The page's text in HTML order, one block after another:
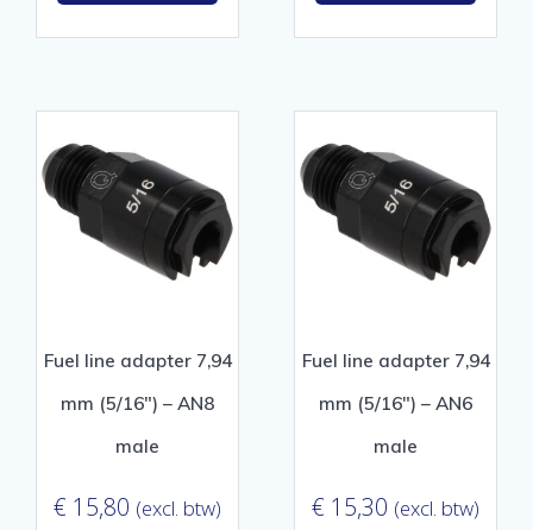
Fuel line adapter 7,94
mm (5/16″) – AN8
male
€ 15,80 (excl. btw)
Fuel line adapter 7,94
mm (5/16″) – AN6
male
€ 15,30 (excl. btw)